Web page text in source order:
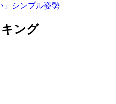
」シンプル姿勢
ング